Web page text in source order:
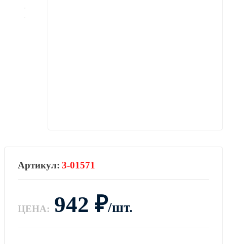
3-01571
ЦЕНА: 942₽/шт.